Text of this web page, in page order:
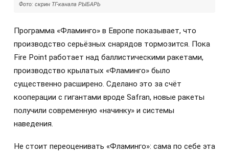
Фото: скрин ТГ-канала РЫБАРЬ
Программа «Фламинго» в Европе показывает, что
производство серьёзных снарядов тормозится. Пока
Fire Point работает над баллистическими ракетами,
производство крылатых «Фламинго» было
существенно расширено. Сделано это за счёт
кооперации с гигантами вроде Safran, новые ракеты
получили современную «начинку» и системы
наведения.
Не стоит переоценивать «Фламинго»: сама по себе эта